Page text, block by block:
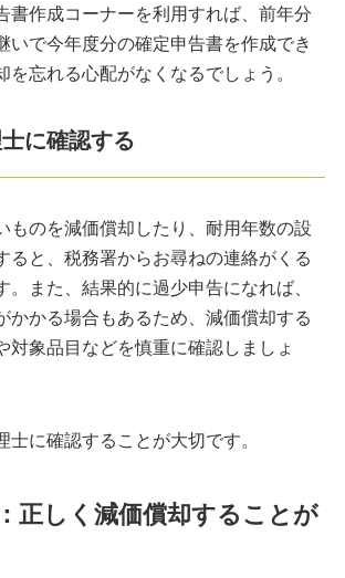
書作成コーナーを利用すれば、前年分
いで今年度分の確定申告書を作成でき
を忘れる心配がなくなるでしょう。
に確認する
ものを減価償却したり、耐用年数の設
ると、税務署からお尋ねの連絡がくる
。また、結果的に過少申告になれば、
かかる場合もあるため、減価償却する
対象品目などを慎重に確認しましょ
士に確認することが大切です。
正しく減価償却することが